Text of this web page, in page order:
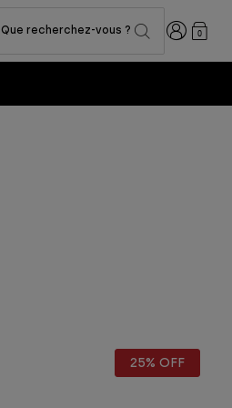
Que recherchez-vous ? Connexion
0
25% OFF